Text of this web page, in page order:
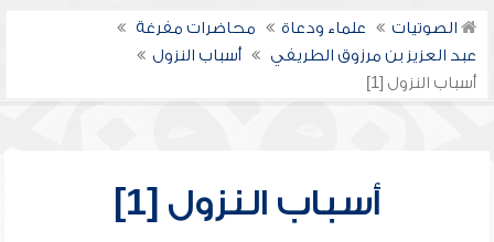
الصوتيات علماء ودعاة
محاضرات مفرغة
عبد العزيز بن مرزوق الطريفي
أسباب النزول
أسباب النزول [1]
أسباب النزول [1]